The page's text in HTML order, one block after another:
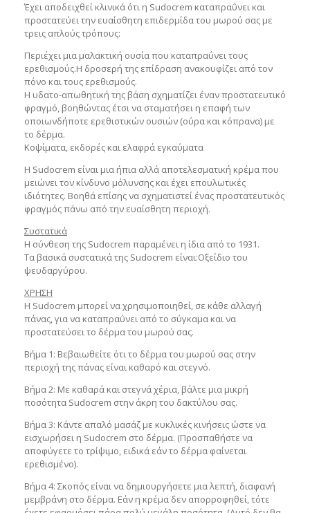
Έχει αποδειχθεί κλινικά ότι η Sudocrem καταπραΰνει και
προστατεύει την ευαίσθητη επιδερμίδα του μωρού σας με
τρεις απλούς τρόπους:
Περιέχει μια μαλακτική ουσία που καταπραΰνει τους
ερεθισμούς.Η δροσερή της επίδραση ανακουφίζει από τον
πόνο και τους ερεθισμούς.
Η υδατο-απωθητική της βάση σχηματίζει έναν προστατευτικό
φραγμό, βοηθώντας έτσι να σταματήσει η επαφή των
οποιωνδήποτε ερεθιστικών ουσιών (ούρα και κόπρανα) με
το δέρμα.
Κοψίματα, εκδορές και ελαφρά εγκαύματα
Η Sudocrem είναι μια ήπια αλλά αποτελεσματική κρέμα που
μειώνει τον κίνδυνο μόλυνσης και έχει επουλωτικές
ιδιότητες. Βοηθά επίσης να σχηματιστεί ένας προστατευτικός
φραγμός πάνω από την ευαίσθητη περιοχή.
Συστατικά
Η σύνθεση της Sudocrem παραμένει η ίδια από το 1931.
Τα βασικά συστατικά της Sudocrem είναι:Οξείδιο του
ψευδαργύρου.
ΧΡΗΣΗ
Η Sudocrem μπορεί να χρησιμοποιηθεί, σε κάθε αλλαγή
πάνας, για να καταπραΰνει από το σύγκαμα και να
προστατεύσει το δέρμα του μωρού σας.
Βήμα 1: Βεβαιωθείτε ότι το δέρμα του μωρού σας στην
περιοχή της πάνας είναι καθαρό και στεγνό.
Βήμα 2: Με καθαρά και στεγνά χέρια, βάλτε μια μικρή
ποσότητα Sudocrem στην άκρη του δακτύλου σας.
Βήμα 3: Κάντε απαλό μασάζ με κυκλικές κινήσεις ώστε να
εισχωρήσει η Sudocrem στο δέρμα. (Προσπαθήστε να
αποφύγετε το τρίψιμο, ειδικά εάν το δέρμα φαίνεται
ερεθισμένο).
Βήμα 4: Σκοπός είναι να δημιουργήσετε μια λεπτή, διαφανή
μεμβράνη στο δέρμα. Εάν η κρέμα δεν απορροφηθεί, τότε